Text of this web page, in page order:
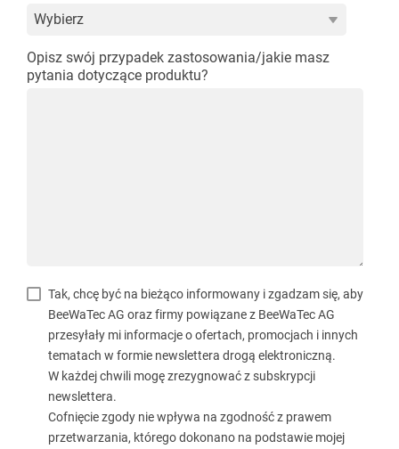
Opisz swój przypadek zastosowania/jakie masz
pytania dotyczące produktu?
Tak, chcę być na bieżąco informowany i zgadzam się, aby
BeeWaTec AG oraz firmy powiązane z BeeWaTec AG
przesyłały mi informacje o ofertach, promocjach i innych
tematach w formie newslettera drogą elektroniczną.
W każdej chwili mogę zrezygnować z subskrypcji
newslettera.
Cofnięcie zgody nie wpływa na zgodność z prawem
przetwarzania, którego dokonano na podstawie mojej